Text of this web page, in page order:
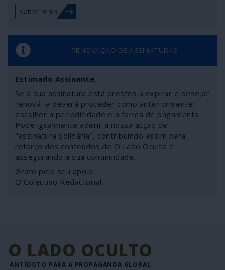
saber mais
RENOVAÇÃO DE ASSINATURAS
Estimado Assinante,
Se a sua assinatura está prestes a expirar e desejar
renová-la deverá proceder como anteriormente:
escolher a periodicidade e a forma de pagamento.
Pode igualmente aderir à nossa acção de
"assinatura solidária", contribuindo assim para
reforço dos conteúdos de O Lado Oculto e
assegurando a sua continuidade.
Grato pelo seu apoio
O Colectivo Redactorial
O LADO OCULTO
ANTÍDOTO PARA A PROPAGANDA GLOBAL